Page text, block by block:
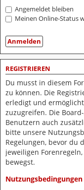
Angemeldet bleiben
Meinen Online-Status
REGISTRIEREN
Du musst in diesem
zu können. Die
erledigt und
zuzugreifen. Die
Benutzern auch
bitte unsere
Regelungen, bevor du
jeweiligen
bewegst.
Nutzungsbedingungen